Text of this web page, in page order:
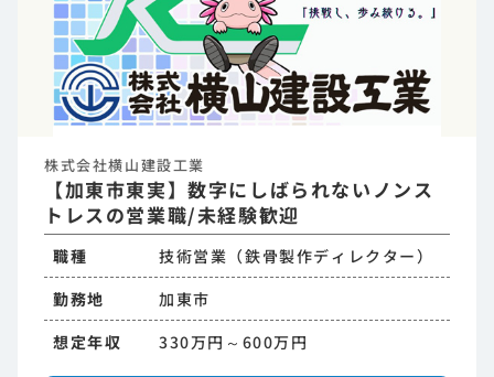
株式会社横山建設工業
【加東市東実】数字にしばられないノンス
トレスの営業職/未経験歓迎
職種
技術営業（鉄骨製作ディレクター）
勤務地
加東市
想定年収
330万円～600万円